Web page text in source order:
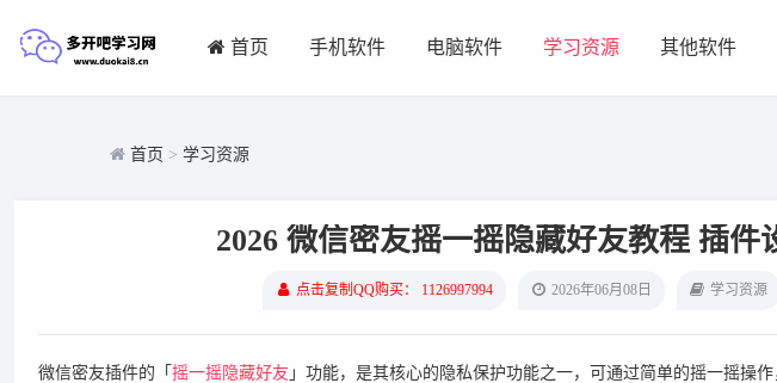
首页 手机软件 电脑软件 学习资源 其他软件
首页 > 学习资源
2026 微信密友摇一摇隐藏好友教程 插件
点击复制QQ购买： 1126997994 2026年06月08日 学习资源
微信密友插件的「 摇一摇隐藏好友 」功能，是其核心的隐私保护功能之一，可通过简单的摇一摇操